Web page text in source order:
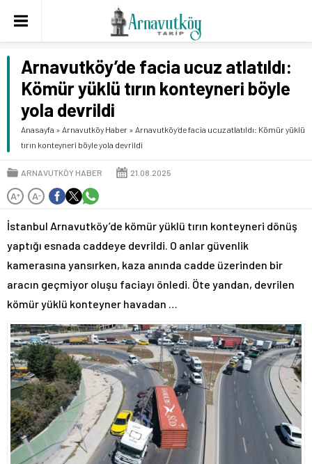
Arnavutköy’de facia ucuz atlatıldı:
Kömür yüklü tırın konteyneri böyle
yola devrildi
Anasayfa » Arnavutköy Haber » Arnavutköy’de facia ucuz atlatıldı: Kömür yüklü
tırın konteyneri böyle yola devrildi
ARNAVUTKÖY HABER 21.08.2025
A+ A-
İstanbul Arnavutköy’de kömür yüklü tırın konteyneri dönüş
yaptığı esnada caddeye devrildi. O anlar güvenlik
kamerasına yansırken, kaza anında cadde üzerinden bir
aracın geçmiyor oluşu faciayı önledi. Öte yandan, devrilen
kömür yüklü konteyner havadan …